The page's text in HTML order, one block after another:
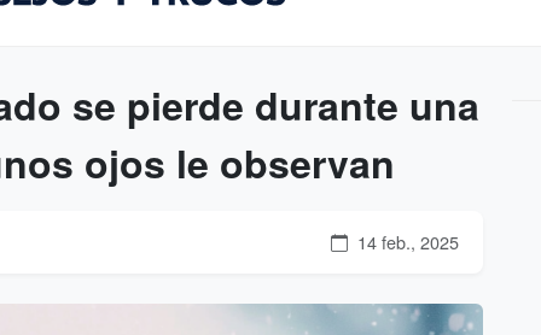
se pierde durante una
ojos le observan
14 feb., 2025